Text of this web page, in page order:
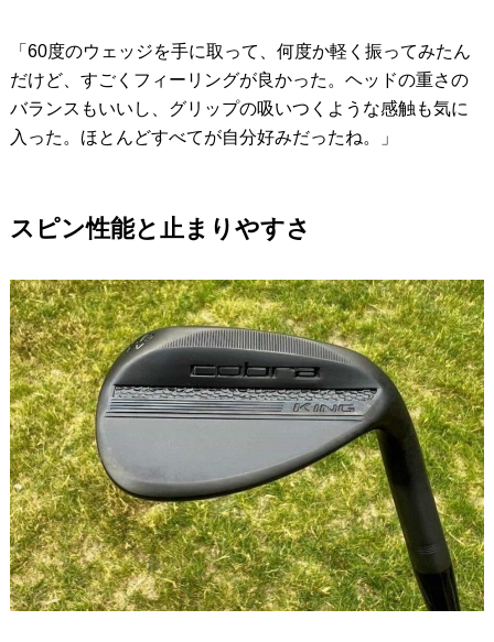
「60度のウェッジを手に取って、何度か軽く振ってみたん
だけど、すごくフィーリングが良かった。ヘッドの重さの
バランスもいいし、グリップの吸いつくような感触も気に
入った。ほとんどすべてが自分好みだったね。」
スピン性能と止まりやすさ